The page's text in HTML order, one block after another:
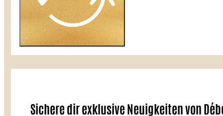
Sichere dir exklusive Neuigkeiten von